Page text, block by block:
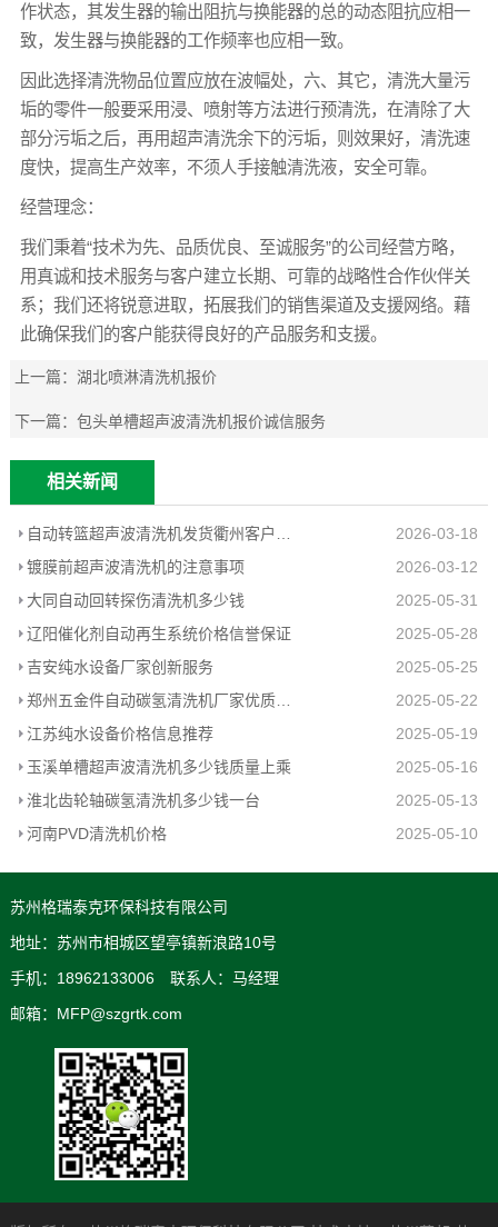
作状态，其发生器的输出阻抗与换能器的总的动态阻抗应相一
致，发生器与换能器的工作频率也应相一致。
因此选择清洗物品位置应放在波幅处，六、其它，清洗大量污
垢的零件一般要采用浸、喷射等方法进行预清洗，在清除了大
部分污垢之后，再用超声清洗余下的污垢，则效果好，清洗速
度快，提高生产效率，不须人手接触清洗液，安全可靠。
经营理念：
我们秉着“技术为先、品质优良、至诚服务”的公司经营方略，
用真诚和技术服务与客户建立长期、可靠的战略性合作伙伴关
系；我们还将锐意进取，拓展我们的销售渠道及支援网络。藉
此确保我们的客户能获得良好的产品服务和支援。
上一篇：湖北喷淋清洗机报价
下一篇：包头单槽超声波清洗机报价诚信服务
相关新闻
2026-03-18
镀膜前超声波清洗机的注意事项
2026-03-12
大同自动回转探伤清洗机多少钱
2025-05-31
辽阳催化剂自动再生系统价格信誉保证
2025-05-28
吉安纯水设备厂家创新服务
2025-05-25
郑州五金件自动碳氢清洗机厂家优质推荐
2025-05-22
江苏纯水设备价格信息推荐
2025-05-19
玉溪单槽超声波清洗机多少钱质量上乘
2025-05-16
淮北齿轮轴碳氢清洗机多少钱一台
2025-05-13
河南PVD清洗机价格
2025-05-10
苏州格瑞泰克环保科技有限公司
地址：苏州市相城区望亭镇新浪路10号
手机：18962133006 联系人：马经理
邮箱：MFP@szgrtk.com